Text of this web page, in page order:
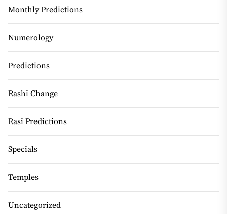
Monthly Predictions
Numerology
Predictions
Rashi Change
Rasi Predictions
Specials
Temples
Uncategorized